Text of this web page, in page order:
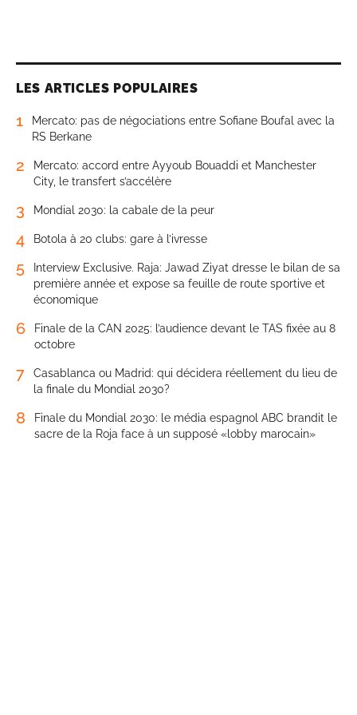
LES ARTICLES POPULAIRES
1
Mercato: pas de négociations entre Sofiane Boufal avec la
RS Berkane
2
Mercato: accord entre Ayyoub Bouaddi et Manchester
City, le transfert s’accélère
3 Mondial 2030: la cabale de la peur
4 Botola à 20 clubs: gare à l’ivresse
5
Interview Exclusive. Raja: Jawad Ziyat dresse le bilan de sa
première année et expose sa feuille de route sportive et
économique
6
Finale de la CAN 2025: l’audience devant le TAS fixée au 8
octobre
7
Casablanca ou Madrid: qui décidera réellement du lieu de
la finale du Mondial 2030?
8
Finale du Mondial 2030: le média espagnol ABC brandit le
sacre de la Roja face à un supposé «lobby marocain»